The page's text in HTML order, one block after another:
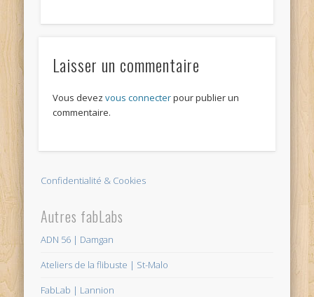
Laisser un commentaire
Vous devez vous connecterpour publier un
commentaire.
Confidentialité & Cookies
Autres fabLabs
ADN 56 | Damgan
Ateliers de la flibuste | St-Malo
FabLab | Lannion